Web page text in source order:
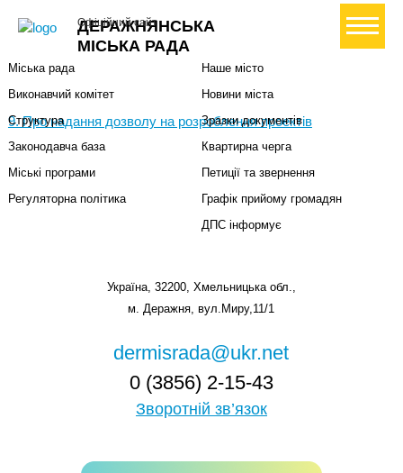
ДЕРАЖНЯНСЬКА
МІСЬКА РАДА
Офіційний сайт+ Створити петицію
9. Про надання дозволу на розроблення проектів
Міський голова
Міська рада
Виконавчий комітет
Структура
Законодавча база
Міські програми
Регуляторна політика
Наше місто
Новини міста
Зразки документів
Квартирна черга
Петиції та звернення
Графік прийому громадян
ДПС інформує
Україна, 32200, Хмельницька обл.,
м. Деражня, вул.Миру,11/1
dermisrada@ukr.net
0 (3856) 2-15-43
Зворотній зв’язок